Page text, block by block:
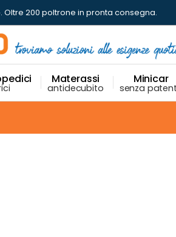
Oltre 200 poltrone in pronta consegna.
Materassi
antidecubito
Minicar
senza
30